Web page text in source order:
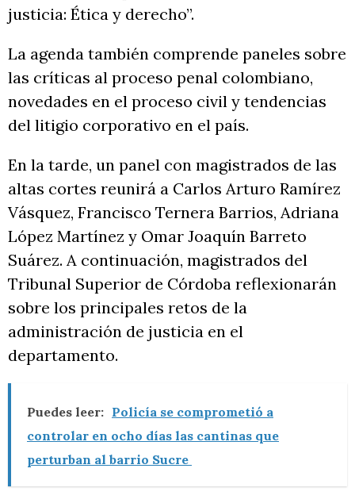
justicia: Ética y derecho”.
La agenda también comprende paneles sobre
las críticas al proceso penal colombiano,
novedades en el proceso civil y tendencias
del litigio corporativo en el país.
En la tarde, un panel con magistrados de las
altas cortes reunirá a Carlos Arturo Ramírez
Vásquez, Francisco Ternera Barrios, Adriana
López Martínez y Omar Joaquín Barreto
Suárez. A continuación, magistrados del
Tribunal Superior de Córdoba reflexionarán
sobre los principales retos de la
administración de justicia en el
departamento.
Puedes leer: Policía se comprometió a
controlar en ocho días las cantinas que
perturban al barrio Sucre